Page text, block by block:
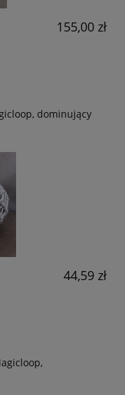
155,00 zł
dominujący
44,59 zł